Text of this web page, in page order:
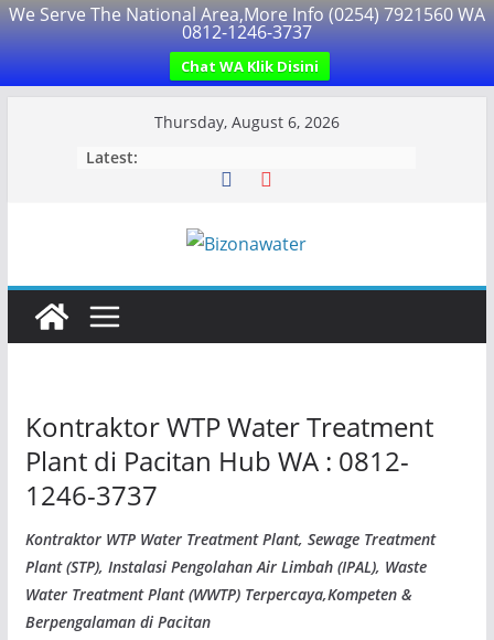
We Serve The National Area,More Info (0254) 7921560 WA
0812-1246-3737
Chat WA Klik Disini
Thursday, August 6, 2026
Latest:
Kontraktor WTP Water Treatment
Plant di Pacitan Hub WA : 0812-
1246-3737
Kontraktor WTP Water Treatment Plant, Sewage Treatment
Plant (STP), Instalasi Pengolahan Air Limbah (IPAL), Waste
Water Treatment Plant (WWTP) Terpercaya,Kompeten &
Berpengalaman di Pacitan